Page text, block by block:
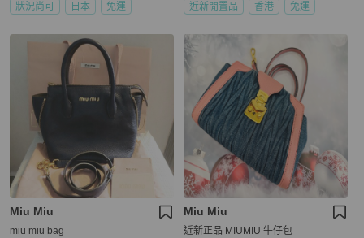
狀況尚可 日本 免運 近新閒置品 香港 免運
Miu Miu
miu miu bag
Miu Miu
近新正品 MIUMIU 牛仔包